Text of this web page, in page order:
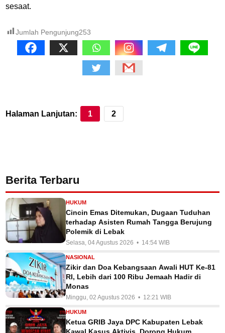
sesaat.
Jumlah Pengunjung253
Halaman Lanjutan: 1 2
Berita Terbaru
HUKUM
Cincin Emas Ditemukan, Dugaan Tuduhan
terhadap Asisten Rumah Tangga Berujung
Polemik di Lebak
Selasa, 04 Agustus 2026 • 14:54 WIB
NASIONAL
Zikir dan Doa Kebangsaan Awali HUT Ke-81
RI, Lebih dari 100 Ribu Jemaah Hadir di
Monas
Minggu, 02 Agustus 2026 • 12:21 WIB
HUKUM
Ketua GRIB Jaya DPC Kabupaten Lebak